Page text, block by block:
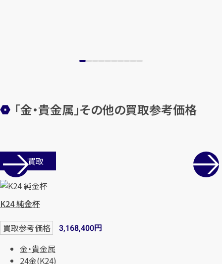
「金・貴金属」その他の買取参考価格
店舗買取
K24 純金杯
買取参考価格 3,168,400円
金・貴金属
24金(K24)